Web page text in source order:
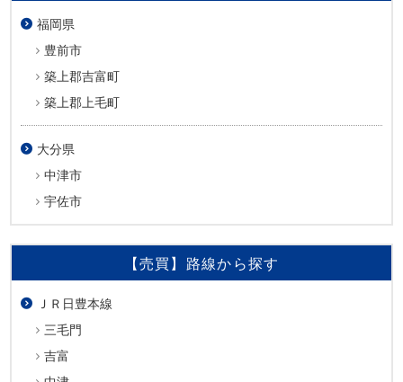
福岡県
豊前市
築上郡吉富町
築上郡上毛町
大分県
中津市
宇佐市
【売買】路線から探す
ＪＲ日豊本線
三毛門
吉富